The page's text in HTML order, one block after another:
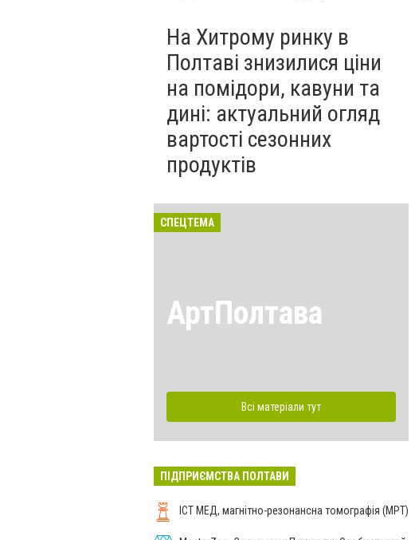
На Хитрому ринку в
Полтаві знизилися ціни
на помідори, кавуни та
дині: актуальний огляд
вартості сезонних
продуктів
СПЕЦТЕМА
АртПолтава
Всі матеріали тут
ПІДПРИЄМСТВА ПОЛТАВИ
ІСТ МЕД, магнітно-резонансна томографія (МРТ)